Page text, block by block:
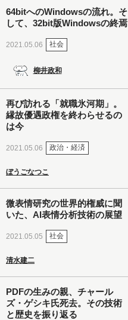
64bitへのWindowsの流れ。そ
して、32bit版Windowsの終焉
2021.05.06 社会
柳井政和
再び訪れる「就職氷河期」。
縁故優遇政権を終わらせるの
は今
2021.05.06 政治・経済
ぼうごなつこ
微表情研究の世界的権威に聞
いた、AI表情分析技術の展望
2021.05.05 社会
清水建二
PDFの生みの親、チャール
ズ・ゲシキ氏死去。その技術
と歴史を振り返る